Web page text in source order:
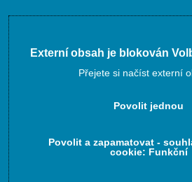
Externí obsah je blokován
Přejete si načíst externí
Povolit jednou
Povolit a zapamatovat -
cookie: Funkční